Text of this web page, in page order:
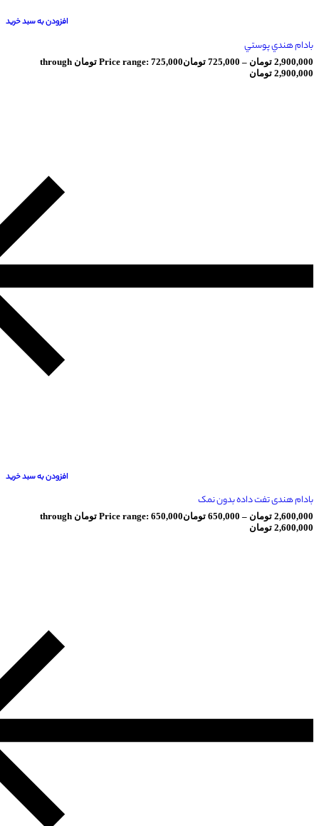
افزودن به سبد خرید
–
725,000 تومان Price range: 725,000 تومان through
افزودن به سبد خرید
داده بدون نمک
–
650,000 تومان Price range: 650,000 تومان through